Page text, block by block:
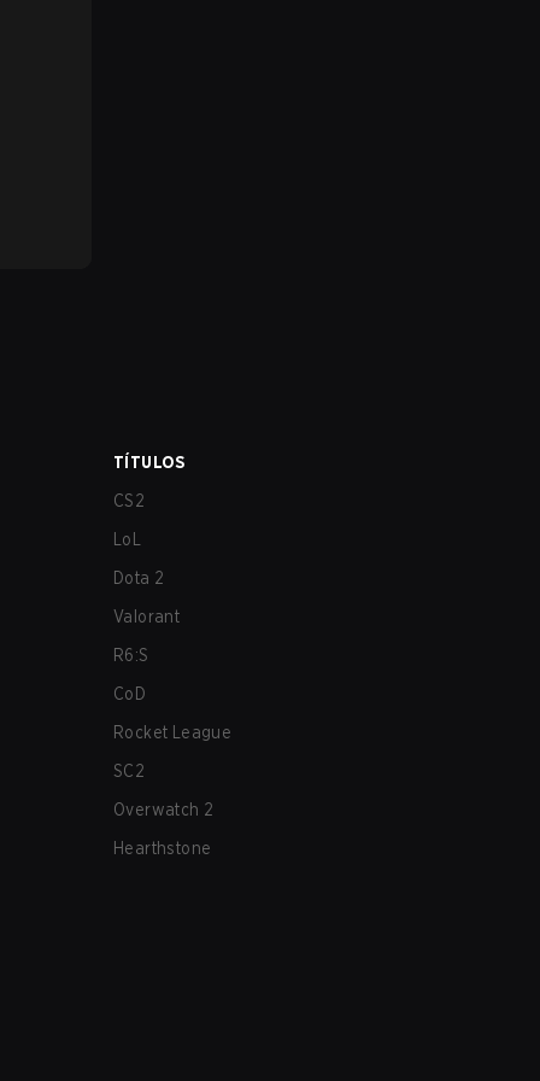
TÍTULOS
CS2
LoL
Dota 2
Valorant
R6:S
CoD
Rocket League
SC2
Overwatch 2
Hearthstone